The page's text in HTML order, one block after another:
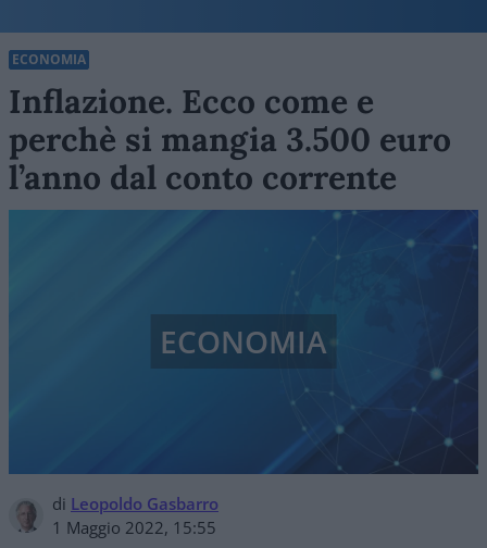
ECONOMIA
Inflazione. Ecco come e
perchè si mangia 3.500 euro
l’anno dal conto corrente
di Leopoldo Gasbarro
1 Maggio 2022, 15:55
ECONOMIA